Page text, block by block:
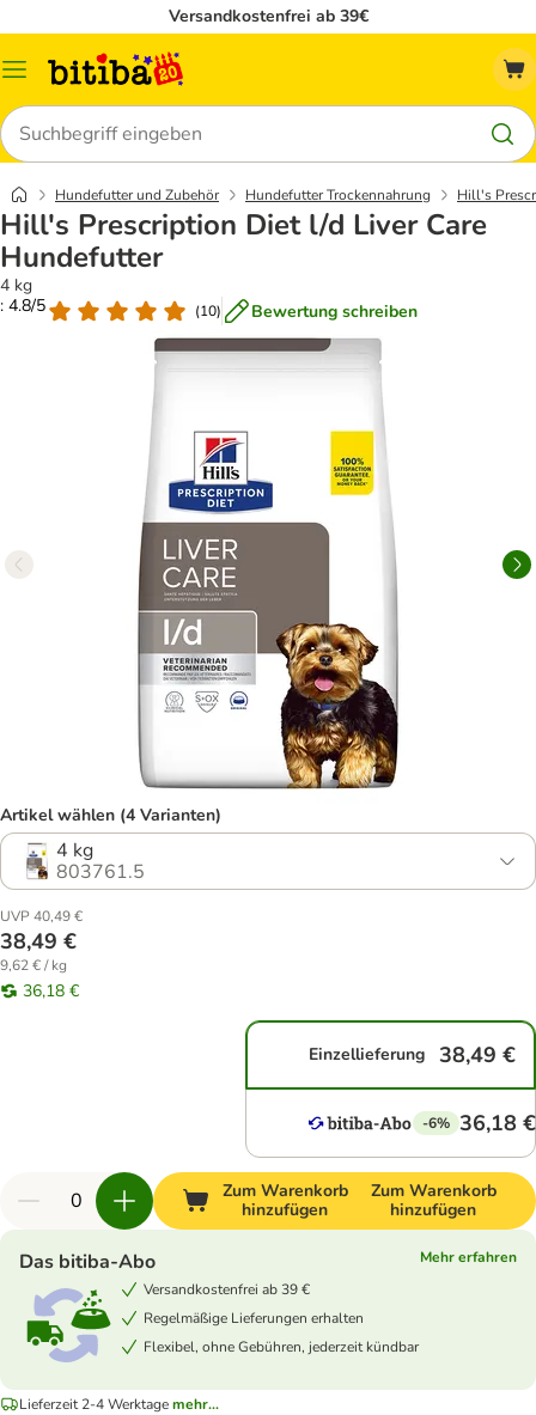
Versandkostenfrei ab 39€
Menü
Suchen
Hundefutter und Zubehör Hundefutter Trockennahrung Hill's
Hill's Prescription Diet l/d Liver Care
Hundefutter
4 kg
: 4.8/5
(10) Bewertung schreiben
Artikel wählen (4 Varianten)
4 kg
803761.5
UVP 40,49 €
38,49 €
9,62 € / kg
36,18 €
Einzellieferung 38,49 €
-6% 36,18 €
Zum Warenkorb
hinzufügen
Zum Warenkorb
hinzufügen
Das bitiba-Abo
Mehr erfahren
Versandkostenfrei ab 39 €
Regelmäßige Lieferungen erhalten
Flexibel, ohne Gebühren, jederzeit kündbar
Lieferzeit 2-4 Werktagemehr...